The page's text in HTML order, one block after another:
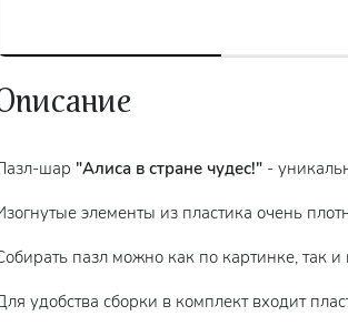
шар "Алиса в стране чудес!" -
элементы из пластика очень
пазл можно как по картинке, так
удобства сборки в комплект входит